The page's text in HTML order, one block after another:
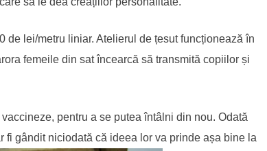
lei/metru liniar. Atelierul de țesut funcționează în
femeile din sat încearcă să transmită copiilor și
pentru a se putea întâlni din nou. Odată
gândit niciodată că ideea lor va prinde așa bine la